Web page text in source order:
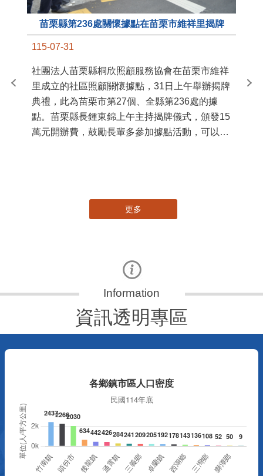
苗栗縣第236處關懷據點在苗栗市維祥里揭牌
115-07-31
社團法人苗栗縣桐欣照顧服務協會在苗栗市維祥
里成立的社區照顧關懷據點，31日上午舉辦揭牌
典禮，此為苗栗市第27個、全縣第236處的據
點。苗栗縣長鍾東錦上午主持揭牌儀式，頒發15
萬元開辦費，鼓勵長輩多參加據點活動，可以更
苗
更多
資訊透明專區